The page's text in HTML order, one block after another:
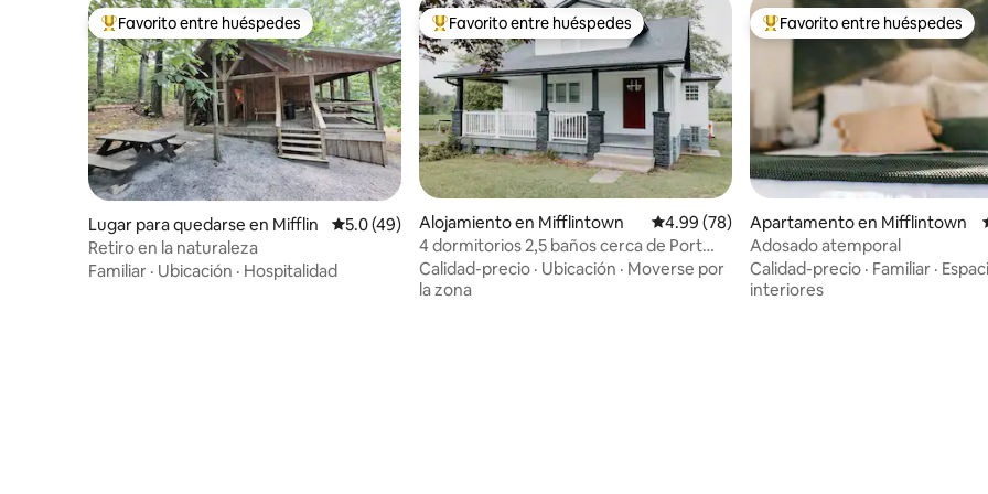
Favorito entre huéspedes preferido
Favorito entre huéspedes
Lugar para quedarse en Mifflin Calificación promedio: 5.0 de 5, 49 reseñas
5.0 (49)
Retiro en la naturaleza
Familiar · Ubicación · Hospitalidad
Favorito entre huéspedes preferido
Favorito entre huéspedes
Alojamiento en Mifflintown Calificación promedio: 4.99 de 5, 78 reseñas
4.99 (78)
4 dormitorios 2,5 baños cerca de Port
Royal Speedway
Calidad-precio · Ubicación · Moverse por
la zona
Favorito entre huéspedes
Favorito entre huéspedes
Apartamento en Mifflintown
Adosado atemporal
Calidad-precio · Familiar ·
interiores